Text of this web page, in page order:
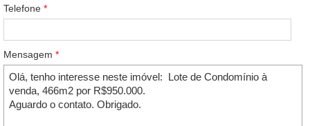
Telefone *
Mensagem *